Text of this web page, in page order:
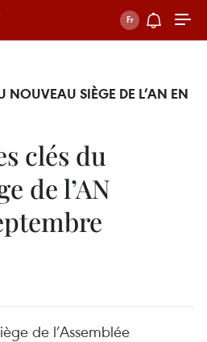
NOUVEAU SIÈGE DE L’AN EN
clés du
de l’AN
de l’Assemblée